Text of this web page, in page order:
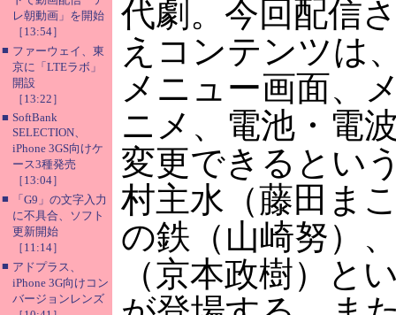
レ朝動画」を開始
［13:54］
■ ファーウェイ、東
京に「LTEラボ」
開設
［13:22］
■ SoftBank
SELECTION、
iPhone 3GS向けケ
ース3種発売
［13:04］
■
「G9」の文字入力
に不具合、ソフト
更新開始
［11:14］
■ アドプラス、
iPhone 3G向けコン
バージョンレンズ
代劇。今回配信
えコンテンツは
メニュー画面、
ニメ、電池・電
変更できるとい
村主水（藤田ま
の鉄（山崎努）
（京本政樹）と